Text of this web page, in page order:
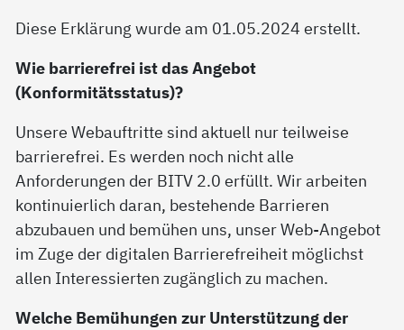
Diese Erklärung wurde am 01.05.2024 erstellt.
Wie barrierefrei ist das Angebot
(Konformitätsstatus)?
Unsere Webauftritte sind aktuell nur teilweise
barrierefrei. Es werden noch nicht alle
Anforderungen der BITV 2.0 erfüllt. Wir arbeiten
kontinuierlich daran, bestehende Barrieren
abzubauen und bemühen uns, unser Web-Angebot
im Zuge der digitalen Barrierefreiheit möglichst
allen Interessierten zugänglich zu machen.
Welche Bemühungen zur Unterstützung der